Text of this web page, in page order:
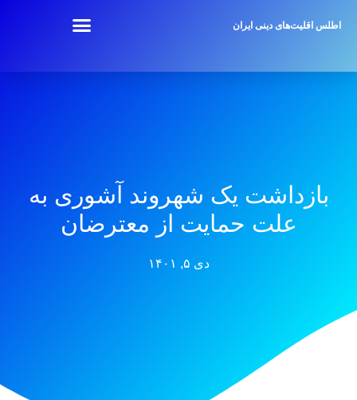
اطلس اقلیت‌های دینی ایران
بازداشت یک شهروند آشوری به
علت حمایت از معترضان
دی ۵, ۱۴۰۱